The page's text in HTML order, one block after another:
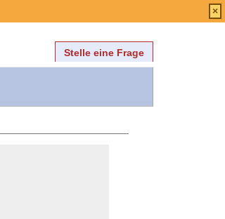
Stelle eine Frage
×